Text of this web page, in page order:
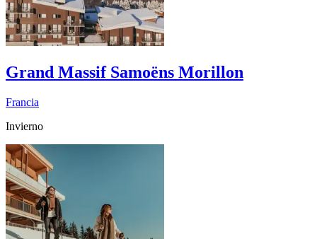
Grand Massif Samoëns Morillon
Francia
Invierno